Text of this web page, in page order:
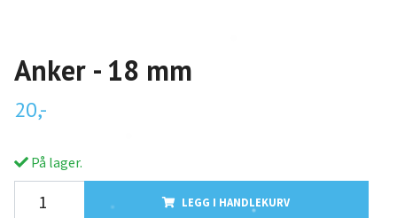
Anker - 18 mm
20,-
På lager.
LEGG I HANDLEKURV